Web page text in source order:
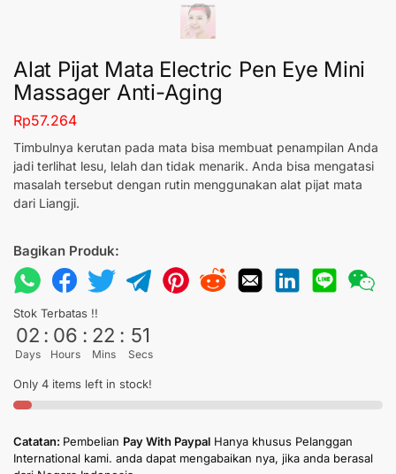
Alat Pijat Mata Electric Pen Eye Mini
Massager Anti-Aging
Rp57.264
Timbulnya kerutan pada mata bisa membuat penampilan Anda
jadi terlihat lesu, lelah dan tidak menarik. Anda bisa mengatasi
masalah tersebut dengan rutin menggunakan alat pijat mata
dari Liangji.
Bagikan Produk:
Stok Terbatas !!
02
Days
: 06
Hours
: 22
Mins
: 50
Secs
Only 4 items left in stock!
Catatan: Pembelian Pay With Paypal Hanya khusus Pelanggan
International kami. anda dapat mengabaikan nya, jika anda berasal